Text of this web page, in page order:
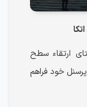
ارتقاء سطح
خود فراهم